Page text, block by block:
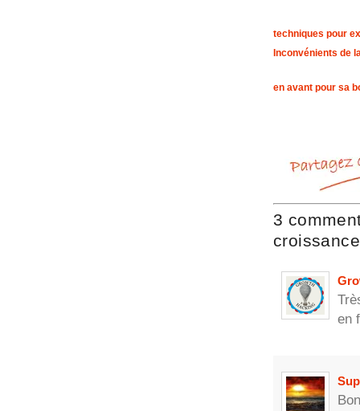
techniques pour
Inconvénients de
en avant pour sa
3
en